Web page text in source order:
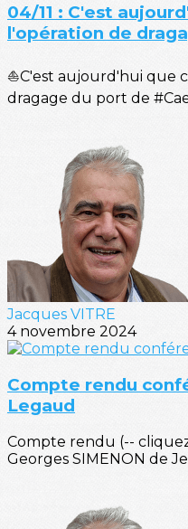
04/11 : C'est
l'opération de
⛵C'est aujourd'hui que
dragage du port de
Jacques VITRE
4 novembre 2024
Compte rendu
Legaud
Compte rendu (--
Georges SIMENON de